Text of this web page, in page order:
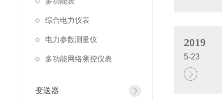
综合电力仪表
电力参数测量仪
多功能网络测控仪表
变送器
2019
5-23